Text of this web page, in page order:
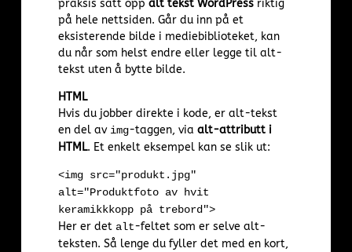
praksis satt oppalt tekst WordPress riktig
på hele nettsiden. Går du inn på et
eksisterende bilde i mediebiblioteket, kan
du når som helst endre eller legge til alt-
tekst uten å bytte bilde.
HTML
Hvis du jobber direkte i kode, er alt-tekst
en del av img-taggen, viaalt-attributt i
HTML. Et enkelt eksempel kan se slik ut:
<img src="produkt.jpg"
alt="Produktfoto av hvit
keramikkkopp på trebord">
Her er det alt-feltet som er selve alt-
teksten. Så lenge du fyller det med en kort,